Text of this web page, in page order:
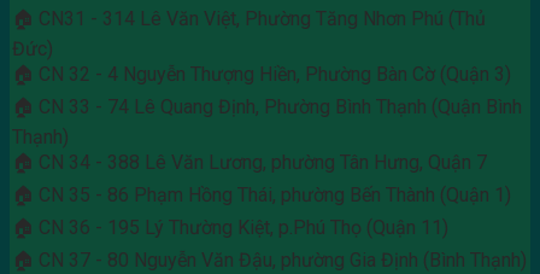
🏠 CN31 - 314 Lê Văn Việt, Phường Tăng Nhơn Phú (Thủ
Đức)
🏠 CN 32 - 4 Nguyễn Thượng Hiền, Phường Bàn Cờ (Quận 3)
🏠 CN 33 - 74 Lê Quang Định, Phường Bình Thạnh (Quận Bình
Thạnh)
🏠 CN 34 - 388 Lê Văn Lương, phường Tân Hưng, Quận 7
🏠 CN 35 - 86 Phạm Hồng Thái, phường Bến Thành (Quận 1)
🏠 CN 36 - 195 Lý Thường Kiệt, p.Phú Thọ (Quận 11)
🏠 CN 37 - 80 Nguyễn Văn Đậu, phường Gia Định (Bình Thạnh)